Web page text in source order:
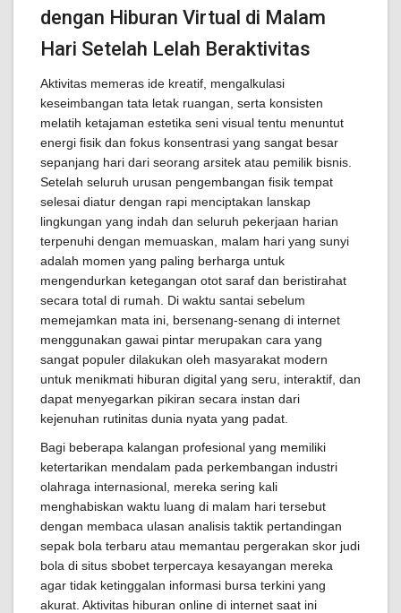
dengan Hiburan Virtual di Malam
Hari Setelah Lelah Beraktivitas
Aktivitas memeras ide kreatif, mengalkulasi
keseimbangan tata letak ruangan, serta konsisten
melatih ketajaman estetika seni visual tentu menuntut
energi fisik dan fokus konsentrasi yang sangat besar
sepanjang hari dari seorang arsitek atau pemilik bisnis.
Setelah seluruh urusan pengembangan fisik tempat
selesai diatur dengan rapi menciptakan lanskap
lingkungan yang indah dan seluruh pekerjaan harian
terpenuhi dengan memuaskan, malam hari yang sunyi
adalah momen yang paling berharga untuk
mengendurkan ketegangan otot saraf dan beristirahat
secara total di rumah. Di waktu santai sebelum
memejamkan mata ini, bersenang-senang di internet
menggunakan gawai pintar merupakan cara yang
sangat populer dilakukan oleh masyarakat modern
untuk menikmati hiburan digital yang seru, interaktif, dan
dapat menyegarkan pikiran secara instan dari
kejenuhan rutinitas dunia nyata yang padat.
Bagi beberapa kalangan profesional yang memiliki
ketertarikan mendalam pada perkembangan industri
olahraga internasional, mereka sering kali
menghabiskan waktu luang di malam hari tersebut
dengan membaca ulasan analisis taktik pertandingan
sepak bola terbaru atau memantau pergerakan skor judi
bola di situs sbobet terpercaya kesayangan mereka
agar tidak ketinggalan informasi bursa terkini yang
akurat. Aktivitas hiburan online di internet saat ini